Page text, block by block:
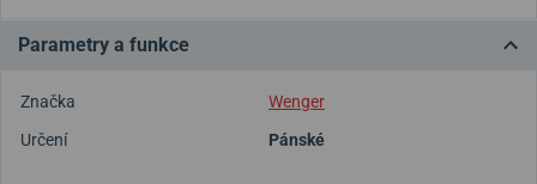
Parametry a funkce
Značka
Wenger
Určení
Pánské